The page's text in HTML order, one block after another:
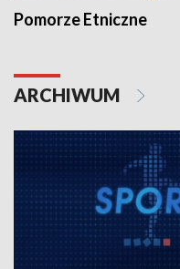
Pomorze Etniczne
ARCHIWUM